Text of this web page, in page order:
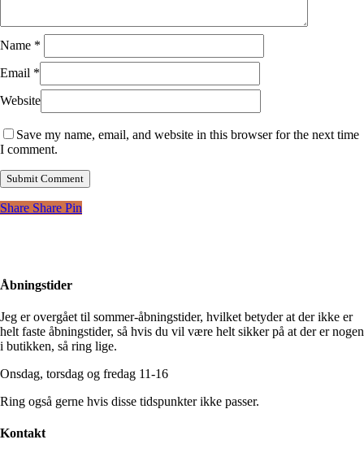
Name *
Email *
Website
Save my name, email, and website in this browser for the next time
I comment.
Share Share Pin
Åbningstider
Jeg er overgået til sommer-åbningstider, hvilket betyder at der ikke er
helt faste åbningstider, så hvis du vil være helt sikker på at der er nogen
i butikken, så ring lige.
Onsdag, torsdag og fredag 11-16
Ring også gerne hvis disse tidspunkter ikke passer.
Kontakt